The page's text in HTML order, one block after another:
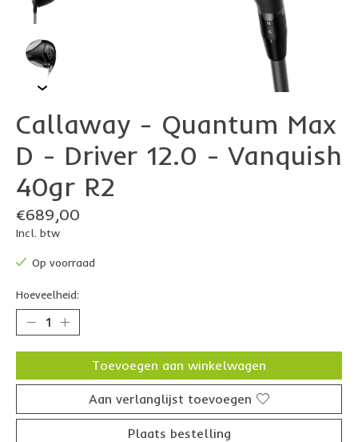
Callaway - Quantum Max
D - Driver 12.0 - Vanquish
40gr R2
€689,00
Incl. btw
Op voorraad
Hoeveelheid:
Toevoegen aan winkelwagen
Aan verlanglijst toevoegen
Plaats bestelling